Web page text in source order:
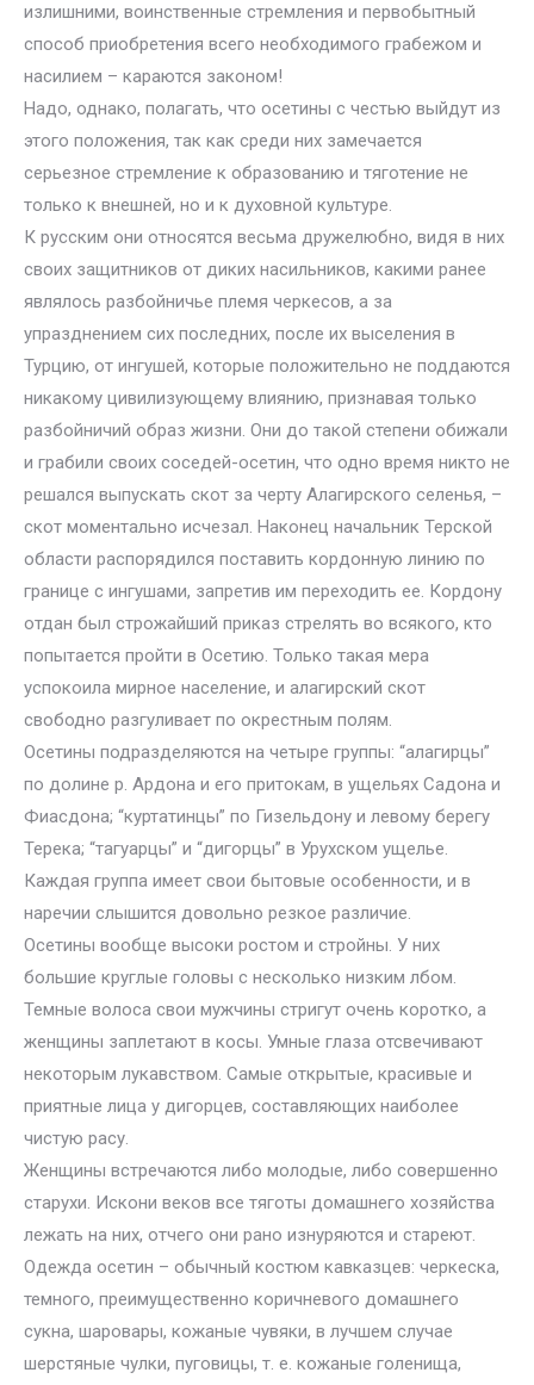
излишними, воинственные стремления и первобытный
способ приобретения всего необходимого грабежом и
насилием – караются законом!
Надо, однако, полагать, что осетины с честью выйдут из
этого положения, так как среди них замечается
серьезное стремление к образованию и тяготение не
только к внешней, но и к духовной культуре.
К русским они относятся весьма дружелюбно, видя в них
своих защитников от диких насильников, какими ранее
являлось разбойничье племя черкесов, а за
упразднением сих последних, после их выселения в
Турцию, от ингушей, которые положительно не поддаются
никакому цивилизующему влиянию, признавая только
разбойничий образ жизни. Они до такой степени обижали
и грабили своих соседей-осетин, что одно время никто не
решался выпускать скот за черту Алагирского селенья, –
скот моментально исчезал. Наконец начальник Терской
области распорядился поставить кордонную линию по
границе с ингушами, запретив им переходить ее. Кордону
отдан был строжайший приказ стрелять во всякого, кто
попытается пройти в Осетию. Только такая мера
успокоила мирное население, и алагирский скот
свободно разгуливает по окрестным полям.
Осетины подразделяются на четыре группы: “алагирцы”
по долине р. Ардона и его притокам, в ущельях Садона и
Фиасдона; “куртатинцы” по Гизельдону и левому берегу
Терека; “тагуарцы” и “дигорцы” в Урухском ущелье.
Каждая группа имеет свои бытовые особенности, и в
наречии слышится довольно резкое различие.
Осетины вообще высоки ростом и стройны. У них
большие круглые головы с несколько низким лбом.
Темные волоса свои мужчины стригут очень коротко, а
женщины заплетают в косы. Умные глаза отсвечивают
некоторым лукавством. Самые открытые, красивые и
приятные лица у дигорцев, составляющих наиболее
чистую расу.
Женщины встречаются либо молодые, либо совершенно
старухи. Искони веков все тяготы домашнего хозяйства
лежать на них, отчего они рано изнуряются и стареют.
Одежда осетин – обычный костюм кавказцев: черкеска,
темного, преимущественно коричневого домашнего
сукна, шаровары, кожаные чувяки, в лучшем случае
шерстяные чулки, пуговицы, т. е. кожаные голенища,